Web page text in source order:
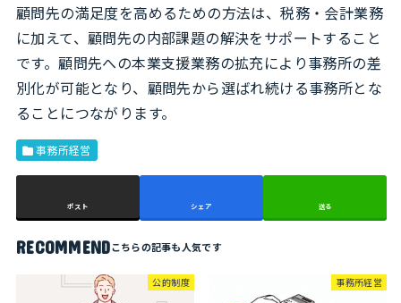
顧問先の満足度を高めるための方法は、税務・会計業務
に加えて、顧問先の内部課題の解決をサポートすること
です。顧問先への本業支援業務の拡充により事務所の差
別化が可能となり、顧問先から選ばれ続ける事務所とな
ることにつながります。
事務所経営
ポスト シェア 送る
RECOMMEND
公的制度 事務所経営